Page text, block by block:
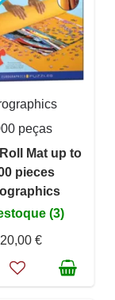
peças
Mat up to
pieces
(3)
20,00 €